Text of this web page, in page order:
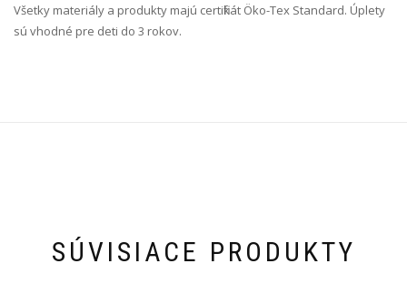
Všetky materiály a produkty majú certifikát Öko-Tex Standard. Úplety
sú vhodné pre deti do 3 rokov.
SÚVISIACE PRODUKTY